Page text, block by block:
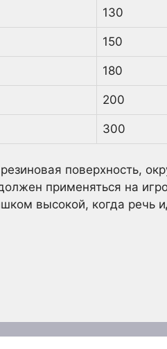
130
150
180
200
300
поверхность,
применяться на
высокой, когда речь